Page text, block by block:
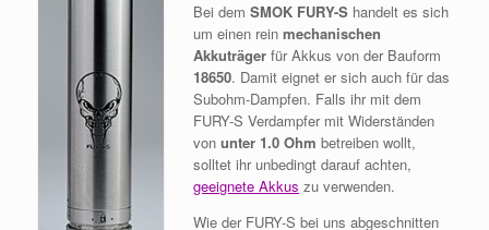
Bei demSMOK FURY-S handelt es sich
um einen reinmechanischen
Akkuträger für Akkus von der Bauform
18650. Damit eignet er sich auch für das
Subohm-Dampfen. Falls ihr mit dem
FURY-S Verdampfer mit Widerständen
vonunter 1.0 Ohm betreiben wollt,
solltet ihr unbedingt darauf achten,
geeignete Akkus zu verwenden.
Wie der FURY-S bei uns abgeschnitten